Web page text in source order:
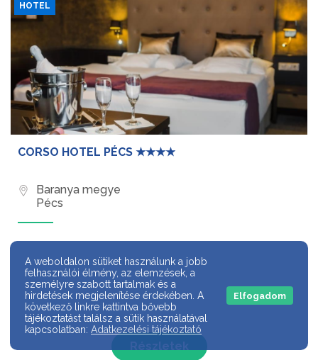
HOTEL
CORSO HOTEL PÉCS ★★★★
Baranya megye
Pécs
A weboldalon sütiket használunk a jobb
felhasználói élmény, az elemzések, a
személyre szabott tartalmak és a
hirdetések megjelenítése érdekében. A
következő linkre kattintva bővebb
tájékoztatást találsz a sütik használatával
kapcsolatban: Adatkezelési tájékoztató
Elfogadom